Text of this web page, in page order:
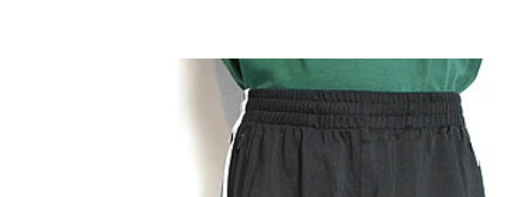
GLIMCLAP 2026 秋冬